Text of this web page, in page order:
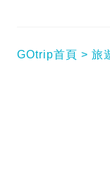
GOtrip首頁 旅